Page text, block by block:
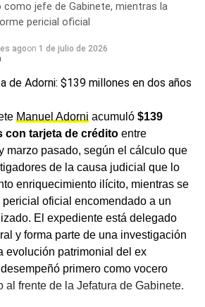
jefe de Gabinete, mientras la
pericial oficial
agoon 1 de julio de 2026
Manuel Adorni acumuló $139
con tarjeta de créditoentre
marzo pasado, según el cálculo que
de la causa judicial que lo
enriquecimiento ilícito, mientras se
oficial encomendado a un
El expediente está delegado
y forma parte de una investigación
evolución patrimonial del ex
primero como vocero
al frente de la Jefatura de Gabinete.